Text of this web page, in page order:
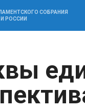
СОБРАНИЯ
РОССИИ